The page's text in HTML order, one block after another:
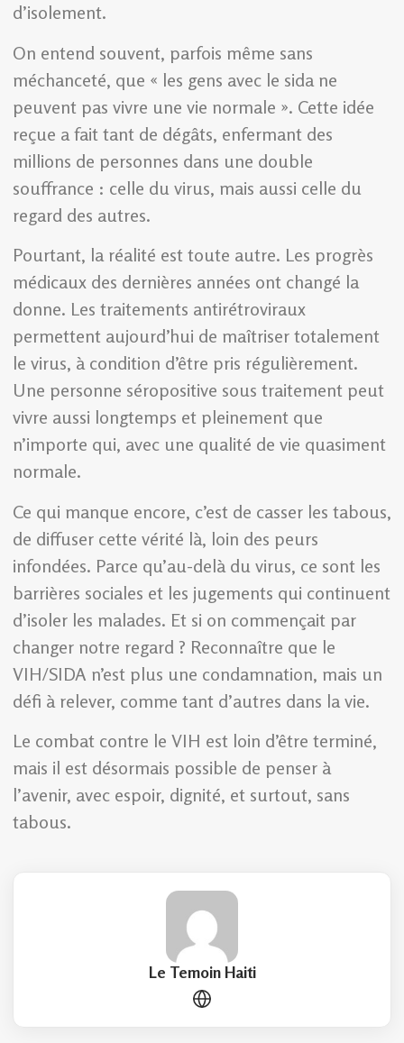
d’isolement.
On entend souvent, parfois même sans
méchanceté, que « les gens avec le sida ne
peuvent pas vivre une vie normale ». Cette idée
reçue a fait tant de dégâts, enfermant des
millions de personnes dans une double
souffrance : celle du virus, mais aussi celle du
regard des autres.
Pourtant, la réalité est toute autre. Les progrès
médicaux des dernières années ont changé la
donne. Les traitements antirétroviraux
permettent aujourd’hui de maîtriser totalement
le virus, à condition d’être pris régulièrement.
Une personne séropositive sous traitement peut
vivre aussi longtemps et pleinement que
n’importe qui, avec une qualité de vie quasiment
normale.
Ce qui manque encore, c’est de casser les tabous,
de diffuser cette vérité là, loin des peurs
infondées. Parce qu’au-delà du virus, ce sont les
barrières sociales et les jugements qui continuent
d’isoler les malades. Et si on commençait par
changer notre regard ? Reconnaître que le
VIH/SIDA n’est plus une condamnation, mais un
défi à relever, comme tant d’autres dans la vie.
Le combat contre le VIH est loin d’être terminé,
mais il est désormais possible de penser à
l’avenir, avec espoir, dignité, et surtout, sans
tabous.
Le Temoin Haiti